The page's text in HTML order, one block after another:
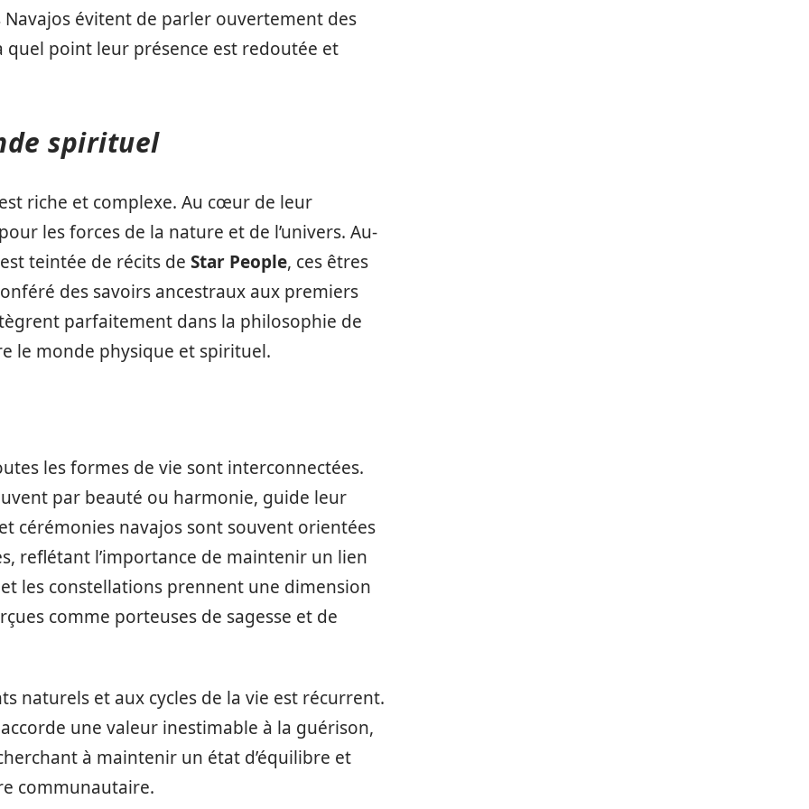
évitent de parler ouvertement des
quel point leur présence est redoutée et
spirituel
riche et complexe. Au cœur de leur
les forces de la nature et de l’univers. Au-
teintée de récits de Star People, ces êtres
des savoirs ancestraux aux premiers
parfaitement dans la philosophie de
le monde physique et spirituel.
les formes de vie sont interconnectées.
par beauté ou harmonie, guide leur
cérémonies navajos sont souvent orientées
reflétant l’importance de maintenir un lien
les constellations prennent une dimension
comme porteuses de sagesse et de
naturels et aux cycles de la vie est récurrent.
une valeur inestimable à la guérison,
à maintenir un état d’équilibre et
communautaire.